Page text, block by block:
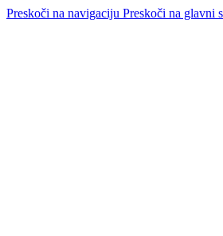
Preskoči na navigaciju Preskoči na glavni